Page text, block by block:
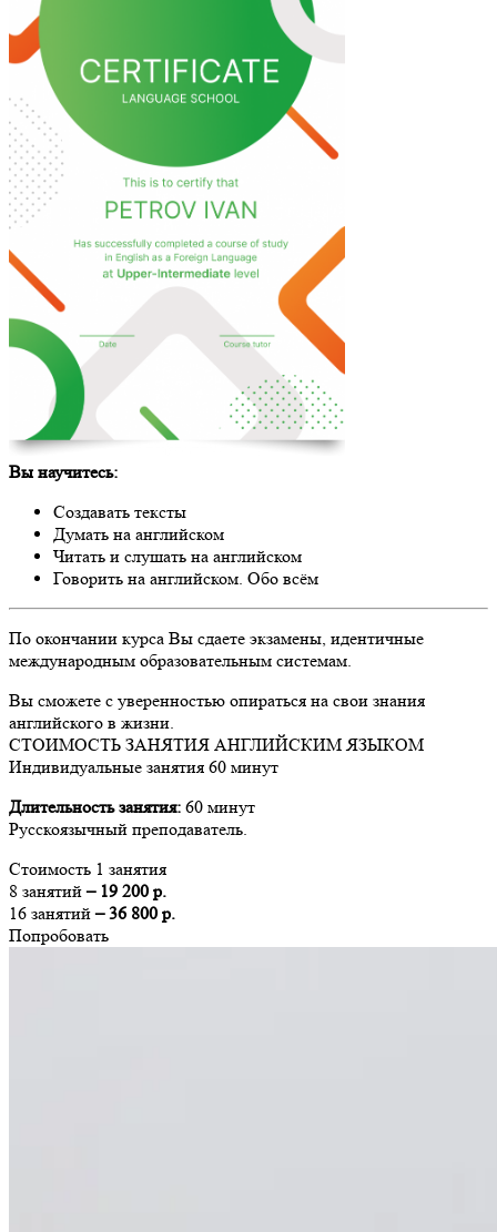
Вы научитесь:
Создавать тексты
Думать на английском
Читать и слушать на английском
Говорить на английском. Обо всём
По окончании курса Вы сдаете экзамены, идентичные
международным образовательным системам.
Вы сможете с уверенностью опираться на свои знания
английского в жизни.
СТОИМОСТЬ ЗАНЯТИЯ АНГЛИЙСКИМ ЯЗЫКОМ
Индивидуальные занятия 60 минут
Длительность занятия: 60 минут
Русскоязычный преподаватель.
Стоимость 1 занятия
8 занятий– 19 200 р.
16 занятий– 36 800 р.
Попробовать